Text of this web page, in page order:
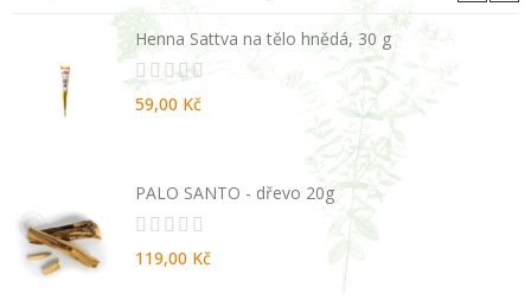
Henna Sattva na tělo hnědá, 30 g
59,00 Kč
PALO SANTO - dřevo 20g
119,00 Kč